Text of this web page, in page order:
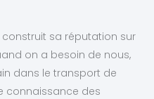
construit sa réputation sur
on a besoin de nous,
dans le transport de
connaissance des